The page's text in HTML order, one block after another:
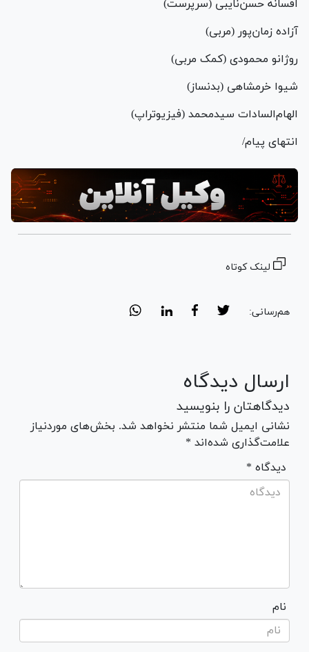
افسانه حسن‌نایبی (سرپرست)
آزاده زمان‌پور (مربی)
روژانو محمودی (کمک مربی)
شیوا خرمشاهی (بدنساز)
الهام‌السادات سیدمحمد (فیزیوتراپ)
انتهای پیام/
لینک کوتاه
هم‌رسانی:
ارسال دیدگاه
دیدگاهتان را بنویسید
نشانی ایمیل شما منتشر نخواهد شد. بخش‌های موردنیاز
علامت‌گذاری شده‌اند *
* دیدگاه
نام